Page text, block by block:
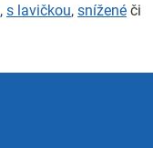
, s lavičkou, snížené či